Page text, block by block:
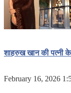
शाहरुख खान की पत्नी के
February 16, 2026